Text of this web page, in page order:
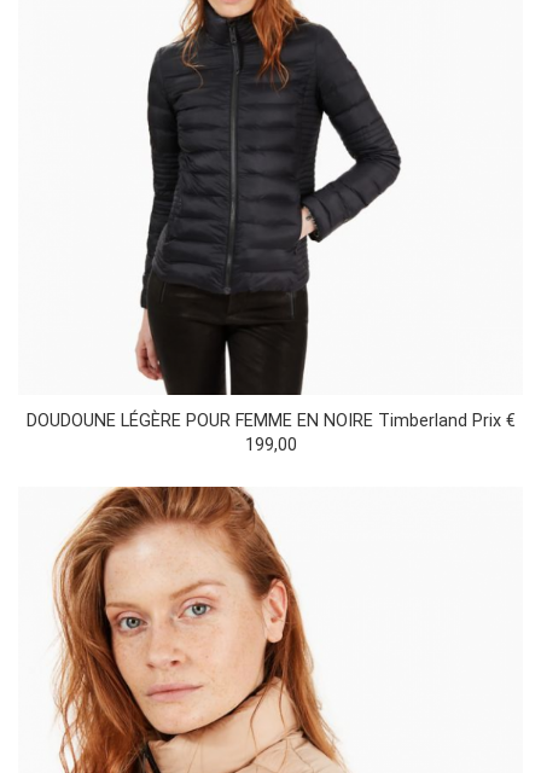
DOUDOUNE LÉGÈRE POUR FEMME EN NOIRE Timberland Prix €
199,00